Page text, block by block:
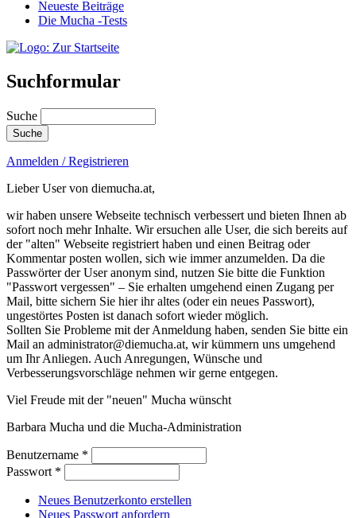
Neueste Beiträge
Die Mucha -Tests
Suchformular
Suche
Anmelden / Registrieren
Lieber User von diemucha.at,
wir haben unsere Webseite technisch verbessert und bieten Ihnen ab
sofort noch mehr Inhalte. Wir ersuchen alle User, die sich bereits auf
der "alten" Webseite registriert haben und einen Beitrag oder
Kommentar posten wollen, sich wie immer anzumelden. Da die
Passwörter der User anonym sind, nutzen Sie bitte die Funktion
"Passwort vergessen" – Sie erhalten umgehend einen Zugang per
Mail, bitte sichern Sie hier ihr altes (oder ein neues Passwort),
ungestörtes Posten ist danach sofort wieder möglich.
Sollten Sie Probleme mit der Anmeldung haben, senden Sie bitte ein
Mail an administrator@diemucha.at, wir kümmern uns umgehend
um Ihr Anliegen. Auch Anregungen, Wünsche und
Verbesserungsvorschläge nehmen wir gerne entgegen.
Viel Freude mit der "neuen" Mucha wünscht
Barbara Mucha und die Mucha-Administration
Benutzername *
Passwort *
Neues Benutzerkonto erstellen
Neues Passwort anfordern